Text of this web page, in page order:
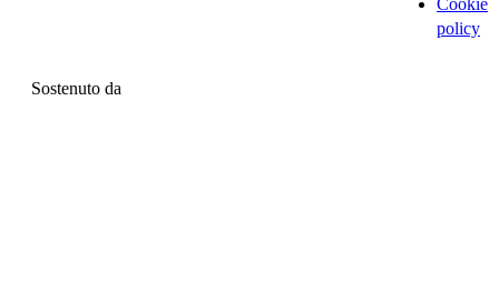
policy
Sostenuto da